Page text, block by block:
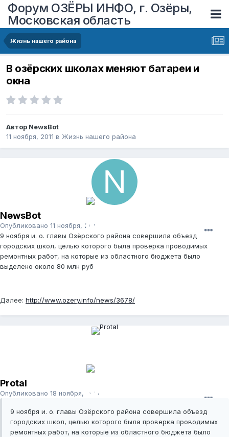
Форум ОЗЁРЫ ИНФО, г. Озёры,
Московская область
Жизнь нашего района
В озёрских школах меняют батареи и
окна
Автор NewsBot
11 ноября, 2011 в Жизнь нашего района
NewsBot
Опубликовано 11 ноября, 2011
9 ноября и. о. главы Озёрского района совершила объезд
городских школ, целью которого была проверка проводимых
ремонтных работ, на которые из областного бюджета было
выделено около 80 млн руб
Далее: http://www.ozery.info/news/3678/
Protal
Опубликовано 18 ноября, 2011
9 ноября и. о. главы Озёрского района совершила объезд
городских школ, целью которого была проверка проводимых
ремонтных работ, на которые из областного бюджета было